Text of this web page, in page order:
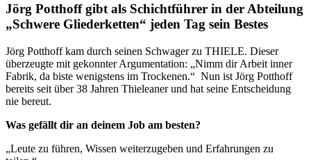
Jörg Potthoff gibt als Schichtführer in der Abteilung
„Schwere Gliederketten“ jeden Tag sein Bestes
Jörg Potthoff kam durch seinen Schwager zu THIELE. Dieser
überzeugte mit gekonnter Argumentation: „Nimm dir Arbeit inner
Fabrik, da biste wenigstens im Trockenen.“ Nun ist Jörg Potthoff
bereits seit über 38 Jahren Thieleaner und hat seine Entscheidung
nie bereut.
Was gefällt dir an deinem Job am besten?
„Leute zu führen, Wissen weiterzugeben und Erfahrungen zu